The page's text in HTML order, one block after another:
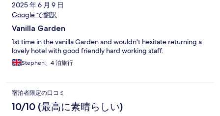
2025 年 6 月 9 日
Google で翻訳
Vanilla Garden
1st time in the vanilla Garden and wouldn't hesitate returning a
lovely hotel with good friendly hard working staff.
Stephen、4 泊旅行
宿泊者限定の口コミ
10/10 (最高に素晴らしい)